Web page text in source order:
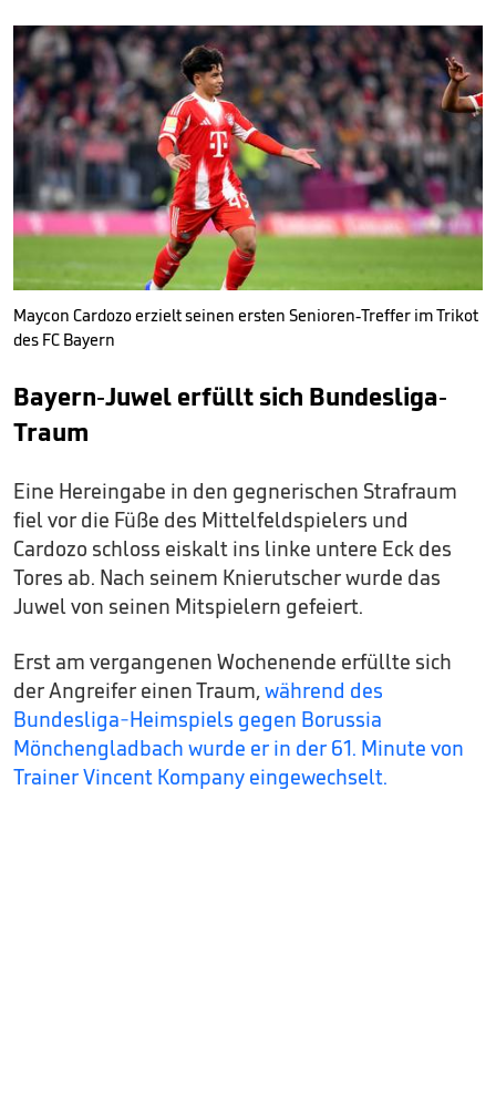
Maycon Cardozo erzielt seinen ersten Senioren-Treffer im Trikot
des FC Bayern
Bayern-Juwel erfüllt sich Bundesliga-
Traum
Eine Hereingabe in den gegnerischen Strafraum
fiel vor die Füße des Mittelfeldspielers und
Cardozo schloss eiskalt ins linke untere Eck des
Tores ab. Nach seinem Knierutscher wurde das
Juwel von seinen Mitspielern gefeiert.
Erst am vergangenen Wochenende erfüllte sich
der Angreifer einen Traum,während des
Bundesliga-Heimspiels gegen Borussia
Mönchengladbach wurde er in der 61. Minute von
Trainer Vincent Kompany eingewechselt.